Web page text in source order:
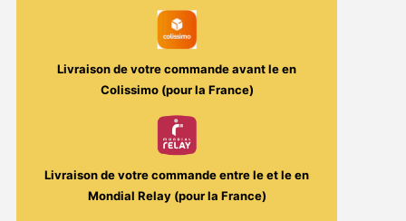
Livraison de votre commande avant leen
Colissimo (pour la France)
Livraison de votre commande entre leet leen
Mondial Relay (pour la France)